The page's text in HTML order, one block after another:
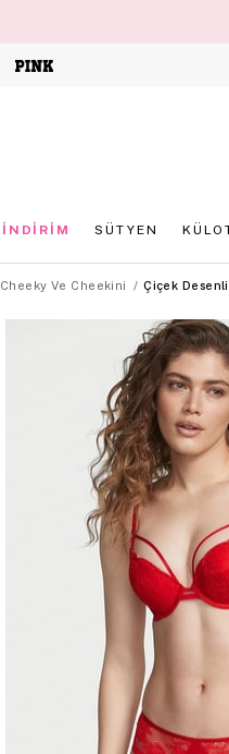
İNDİRİM SÜTYEN
Cheeky Ve Cheekini Çiçek